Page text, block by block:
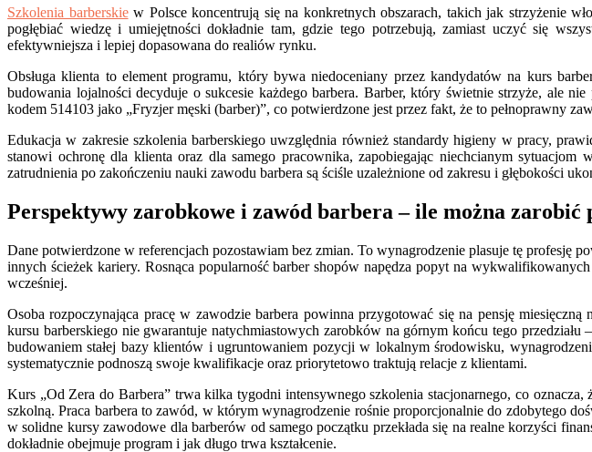
Szkolenia barberskiew Polsce koncentrują się na konkretnych obszarach, takich jak strzyżenie
pogłębiać wiedzę i umiejętności dokładnie tam, gdzie tego potrzebują, zamiast uczyć się
efektywniejsza i lepiej dopasowana do realiów rynku.
Obsługa klienta to element programu, który bywa niedoceniany przez kandydatów na kurs
budowania lojalności decyduje o sukcesie każdego barbera. Barber, który świetnie strzyże, ale
kodem 514103 jako „Fryzjer męski (barber)”, co potwierdzone jest przez fakt, że to pełnoprawny
Edukacja w zakresie szkolenia barberskiego uwzględnia również standardy higieny w pracy,
stanowi ochronę dla klienta oraz dla samego pracownika, zapobiegając niechcianym
zatrudnienia po zakończeniu nauki zawodu barbera są ściśle uzależnione od zakresu i głębokości
Perspektywy zarobkowe i zawód barbera – ile można zarobić
Dane potwierdzone w referencjach pozostawiam bez zmian. To wynagrodzenie plasuje tę profesję
innych ścieżek kariery. Rosnąca popularność barber shopów napędza popyt na
wcześniej.
Osoba rozpoczynająca pracę w zawodzie barbera powinna przygotować się na pensję
kursu barberskiego nie gwarantuje natychmiastowych zarobków na górnym końcu tego
budowaniem stałej bazy klientów i ugruntowaniem pozycji w lokalnym środowisku,
systematycznie podnoszą swoje kwalifikacje oraz priorytetowo traktują relacje z klientami.
Kurs „Od Zera do Barbera” trwa kilka tygodni intensywnego szkolenia stacjonarnego, co
szkolną. Praca barbera to zawód, w którym wynagrodzenie rośnie proporcjonalnie do zdobytego
w solidne kursy zawodowe dla barberów od samego początku przekłada się na realne korzyści
dokładnie obejmuje program i jak długo trwa kształcenie.